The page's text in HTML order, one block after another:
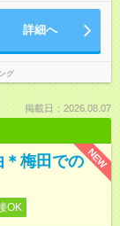
詳細へ
グ
掲載日：2026.08.07
NEW
梅田での
OK